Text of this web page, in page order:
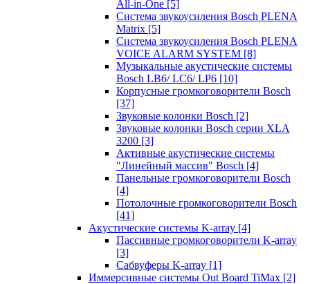
All-in-One [5]
Система звукоусиления Bosch PLENA
Matrix [5]
Система звукоусиления Bosch PLENA
VOICE ALARM SYSTEM [8]
Музыкальные акустические системы
Bosch LB6/ LC6/ LP6 [10]
Корпусные громкоговорители Bosch
[37]
Звуковые колонки Bosch [2]
Звуковые колонки Bosch серии XLA
3200 [3]
Активные акустические системы
"Линейный массив" Bosch [4]
Панельные громкоговорители Bosch
[4]
Потолочные громкоговорители Bosch
[41]
Акустические системы K-array [4]
Пассивные громкоговорители K-array
[3]
Сабвуферы K-array [1]
Иммерсивные системы Out Board TiMax [2]